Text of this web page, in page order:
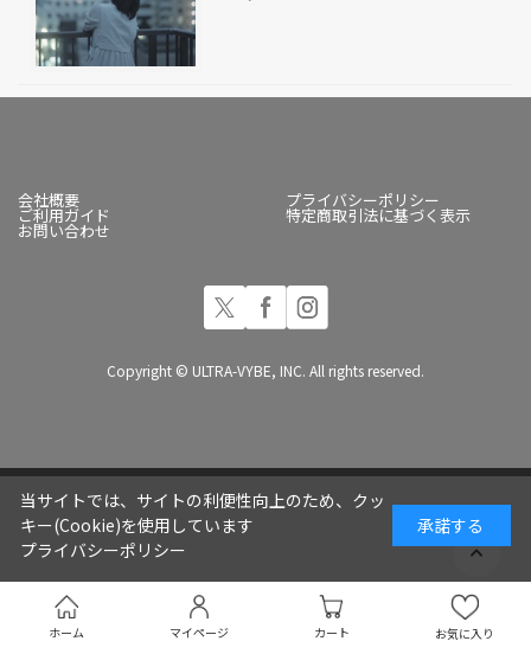
ホーム マイページ カート お気に入り
会社概要 プライバシーポリシー
ご利用ガイド 特定商取引法に基づく表示
お問い合わせ
Copyright © ULTRA-VYBE, INC. All rights reserved.
当サイトでは、サイトの利便性向上のため、クッ
キー(Cookie)を使用しています
プライバシーポリシー
承諾する